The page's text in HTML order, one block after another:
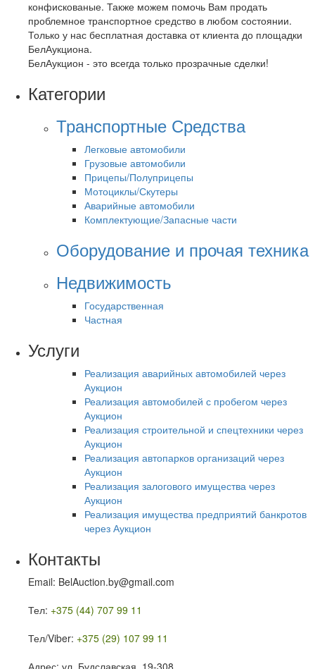
конфискованые. Также можем помочь Вам продать
проблемное транспортное средство в любом состоянии.
Только у нас бесплатная доставка от клиента до площадки
БелАукциона.
БелАукцион - это всегда только прозрачные сделки!
Категории
Транспортные Средства
Легковые автомобили
Грузовые автомобили
Прицепы/Полуприцепы
Мотоциклы/Скутеры
Аварийные автомобили
Комплектующие/Запасные части
Оборудование и прочая техника
Недвижимость
Государственная
Частная
Услуги
Реализация аварийных автомобилей через
Аукцион
Реализация автомобилей с пробегом через
Аукцион
Реализация строительной и спецтехники через
Аукцион
Реализация автопарков организаций через
Аукцион
Реализация залогового имущества через
Аукцион
Реализация имущества предприятий банкротов
через Аукцион
Контакты
Email: BelAuction.by@gmail.com
Тел: +375 (44) 707 99 11
Тел/Viber: +375 (29) 107 99 11